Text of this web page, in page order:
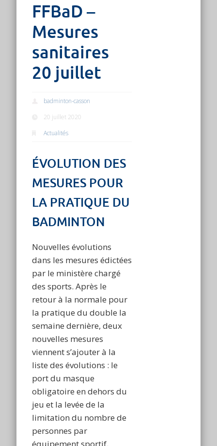
FFBaD –
Mesures
sanitaires
20 juillet
badminton-casson
20 juillet 2020
Actualités
ÉVOLUTION DES
MESURES POUR
LA PRATIQUE DU
BADMINTON
Nouvelles évolutions
dans les mesures édictées
par le ministère chargé
des sports. Après le
retour à la normale pour
la pratique du double la
semaine dernière, deux
nouvelles mesures
viennent s’ajouter à la
liste des évolutions : le
port du masque
obligatoire en dehors du
jeu et la levée de la
limitation du nombre de
personnes par